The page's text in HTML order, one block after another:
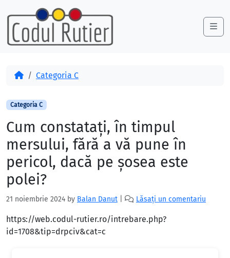
Skip to content
Skip to footer
AcasăCategoria C
Categoria C
Cum constataţi, în timpul
mersului, fără a vă pune în
pericol, dacă pe şosea este
polei?
21 noiembrie 2024 by Balan Danut Lăsați un comentariu
https://web.codul-rutier.ro/intrebare.php?
id=1708&tip=drpciv&cat=c